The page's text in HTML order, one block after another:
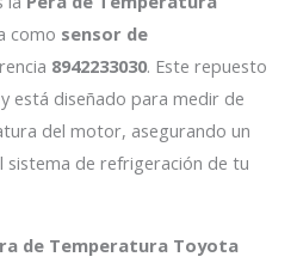
como sensor de
8942233030. Este repuesto
y está diseñado para medir de
del motor, asegurando un
de refrigeración de tu
de Temperatura Toyota